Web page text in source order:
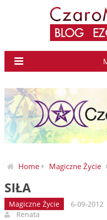
Home Magiczne Życie
SIŁA
Magiczne Życie 6-09-2012
Renata